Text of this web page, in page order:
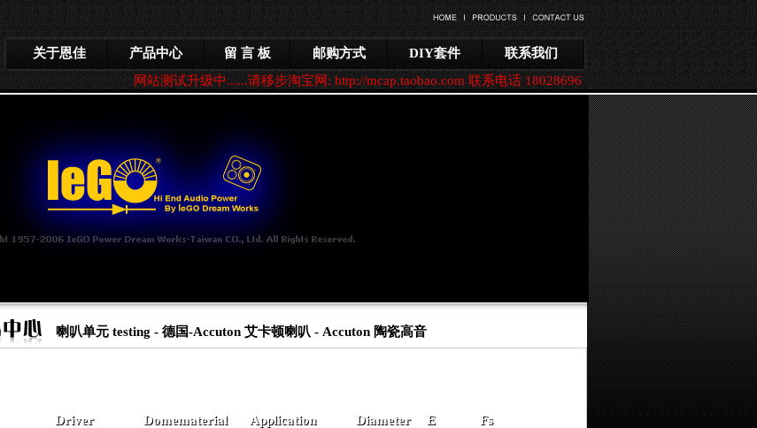
关于恩佳 产品中心 留 言 板 邮购方式 DIY套件
联系我们
网站测试升级中......请移步淘宝网: http://mcap.taobao.com 联系电话 18028696228 020-34390818
喇叭单元 testing - 德国-Accuton 艾卡顿喇叭 - Accuton 陶瓷高音
Driver Domematerial Application Diameter E
Fs